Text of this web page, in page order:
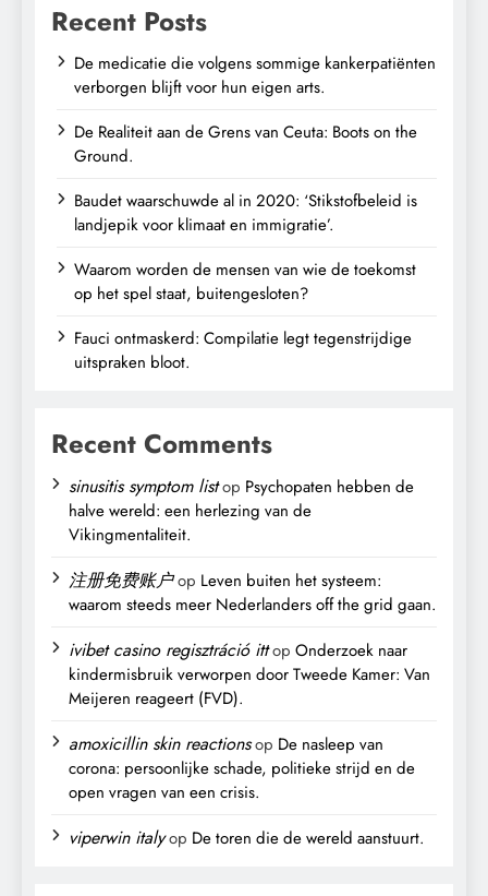
Recent Posts
De medicatie die volgens sommige kankerpatiënten
verborgen blijft voor hun eigen arts.
De Realiteit aan de Grens van Ceuta: Boots on the
Ground.
Baudet waarschuwde al in 2020: ‘Stikstofbeleid is
landjepik voor klimaat en immigratie’.
Waarom worden de mensen van wie de toekomst
op het spel staat, buitengesloten?
Fauci ontmaskerd: Compilatie legt tegenstrijdige
uitspraken bloot.
Recent Comments
sinusitis symptom listop Psychopaten hebben de
halve wereld: een herlezing van de
Vikingmentaliteit.
注册免费账户op Leven buiten het systeem:
waarom steeds meer Nederlanders off the grid gaan.
ivibet casino regisztráció ittop Onderzoek naar
kindermisbruik verworpen door Tweede Kamer: Van
Meijeren reageert (FVD).
amoxicillin skin reactionsop De nasleep van
corona: persoonlijke schade, politieke strijd en de
open vragen van een crisis.
viperwin italyop De toren die de wereld aanstuurt.